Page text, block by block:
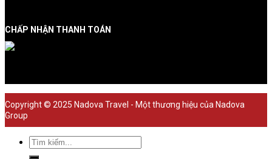
CHẤP NHẬN THANH TOÁN
Copyright © 2025 Nadova Travel - Một thương hiệu của Nadova
Group